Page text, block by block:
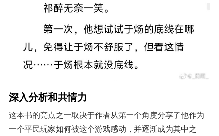
深入分析和共情力
这本书的亮点之一取决于作者从第一个角度分享了他作为
一个平民玩家如何被这个游戏感动，并逐渐成为其中之